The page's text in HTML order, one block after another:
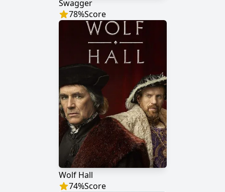
Swagger
78%Score
Wolf Hall
74%Score